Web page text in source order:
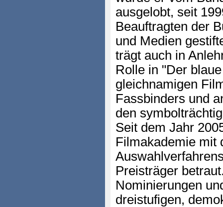
ausgelobt, seit
Beauftragten der
und Medien
trägt auch in
Rolle in "Der
gleichnamigen
Fassbinders und
den
Seit dem Jahr
Filmakademie mit
Preisträger
Nominierungen
dreistufigen,